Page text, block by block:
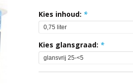
Kies inhoud: *
Kies glansgraad: *